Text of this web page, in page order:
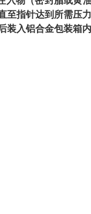
指针达到所需压力
装入铝合金包装箱内